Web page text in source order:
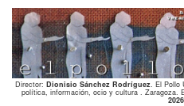
Director: Dionisio Sánchez Rodríguez. El Pollo
política, información, ocio y cultura . Zaragoza.